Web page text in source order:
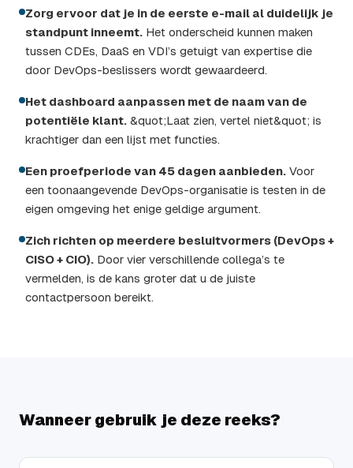
Zorg ervoor dat je in de eerste e-mail al duidelijk je
standpunt inneemt. Het onderscheid kunnen maken
tussen CDEs, DaaS en VDI’s getuigt van expertise die
door DevOps-beslissers wordt gewaardeerd.
Het dashboard aanpassen met de naam van de
potentiële klant. &quot;Laat zien, vertel niet&quot; is
krachtiger dan een lijst met functies.
Een proefperiode van 45 dagen aanbieden. Voor
een toonaangevende DevOps-organisatie is testen in de
eigen omgeving het enige geldige argument.
Zich richten op meerdere besluitvormers (DevOps +
CISO + CIO). Door vier verschillende collega’s te
vermelden, is de kans groter dat u de juiste
contactpersoon bereikt.
Wanneer gebruik je deze reeks?